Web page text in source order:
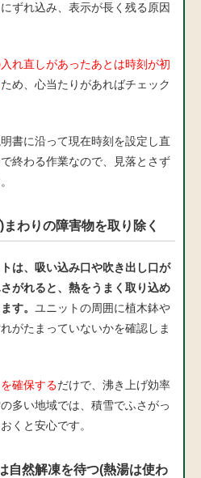
ずれ込み、表示が長く残る原因
れ直しがあったあとは時刻が初
ため、心当たりがあればチェック
書に沿って現在時刻を設定し直
終わる作業なので、見落とさず
わりの障害物を取り除く
は、吸い込み口や吹き出し口が
がれると、熱をうまく取り込め
す。 ユニットの周囲に植木鉢や
がたまっていないかを確認しま
確保するだけで、沸き上げ効率
多い地域では、積雪でふさがっ
くと安心です。
自然解凍を待つ(熱湯は使わ